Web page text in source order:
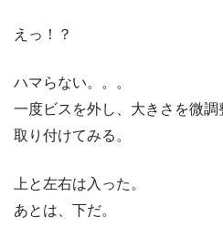
えっ！？
ハマらない。。。
一度ビスを外し、大きさを微
取り付けてみる。
上と左右は入った。
あとは、下だ。